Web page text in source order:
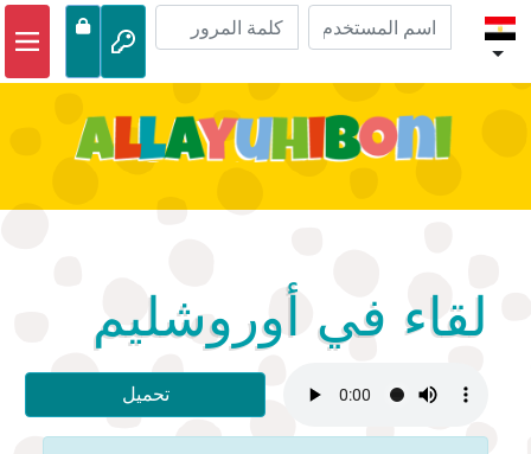
مغامرات الكتاب المقدس
الحياة البرية
أنشطة
لقاء في أوروشليم
تحميل